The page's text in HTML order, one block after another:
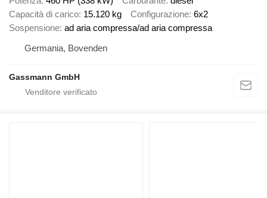
Capacità di carico 15.120 kg Configurazione 6x2
Sospensione ad aria compressa/ad aria compressa
Germania, Bovenden
Gassmann GmbH